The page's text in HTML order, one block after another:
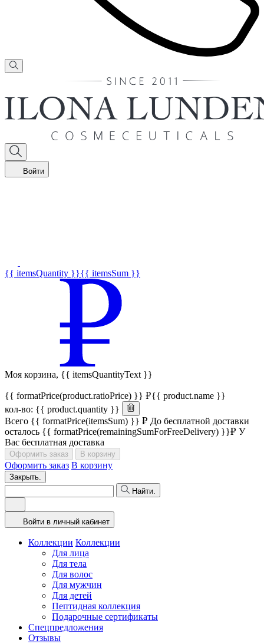
Войти
{{ itemsQuantity }}{{ itemsSum }}
Моя корзина, {{ itemsQuantityText }}
{{ formatPrice(product.ratioPrice) }}
{{ product.name }}
кол-во: {{ product.quantity }}
Всего {{ formatPrice(itemsSum) }}
До бесплатной доставки
осталось {{ formatPrice(remainingSumForFreeDelivery) }}
У
Вас бесплатная доставка
Оформить заказ В корзину
Оформить заказ В корзину
Закрыть.
Найти.
Войти в личный кабинет
Коллекции Коллекции
Для лица
Для тела
Для волос
Для мужчин
Для детей
Пептидная коллекция
Подарочные сертификаты
Спецпредложения
Отзывы